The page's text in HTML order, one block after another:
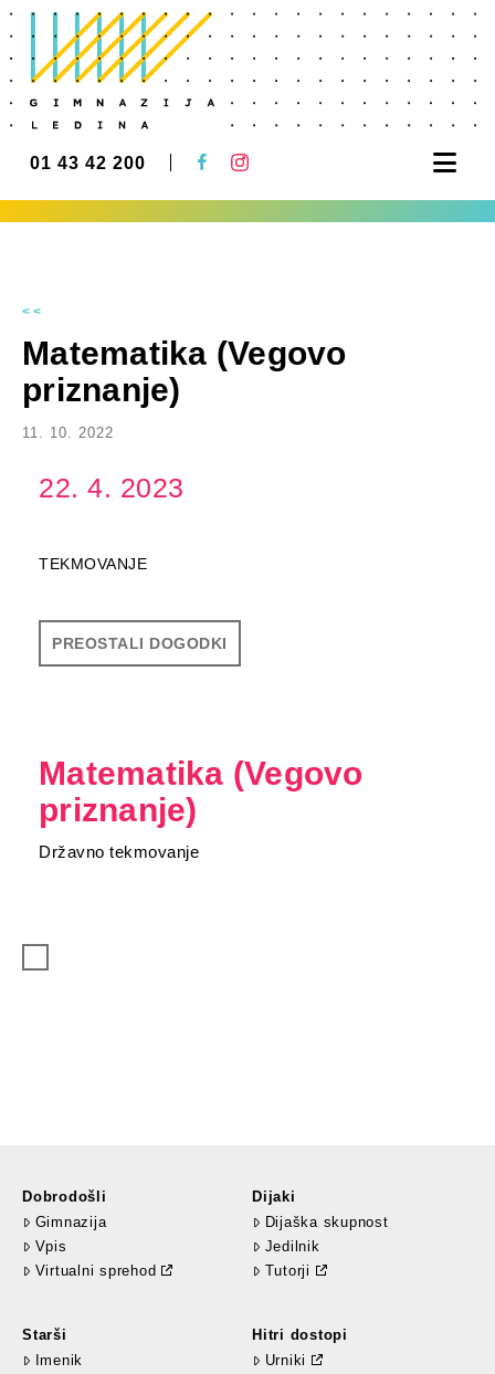
01 43 42 200
<<
Matematika (Vegovo
priznanje)
11. 10. 2022
Matematika (Vegovo
priznanje)
Državno tekmovanje
22. 4. 2023
TEKMOVANJE
PREOSTALI DOGODKI
Dobrodošli
Gimnazija
Vpis
Virtualni sprehod
Dijaki
Dijaška skupnost
Jedilnik
Tutorji
Starši
Imenik
Hitri dostopi
Urniki